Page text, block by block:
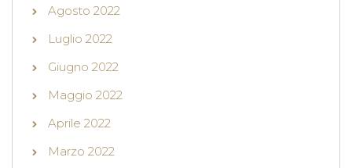
Agosto 2022
Luglio 2022
Giugno 2022
Maggio 2022
Aprile 2022
Marzo 2022